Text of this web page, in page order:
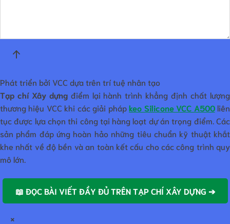
Phát triển bởi VCC dựa trên trí tuệ nhân tạo
Tạp chí Xây dựngđiểm lại hành trình khẳng định chất lượng
thương hiệu VCC khi các giải phápkeo Silicone VCC A500liên
tục được lựa chọn thi công tại hàng loạt dự án trọng điểm. Các
sản phẩm đáp ứng hoàn hảo những tiêu chuẩn kỹ thuật khắt
khe nhất về độ bền và an toàn kết cấu cho các công trình quy
mô lớn.
📖 ĐỌC BÀI VIẾT ĐẦY ĐỦ TRÊN TẠP CHÍ XÂY DỰNG ➔
×